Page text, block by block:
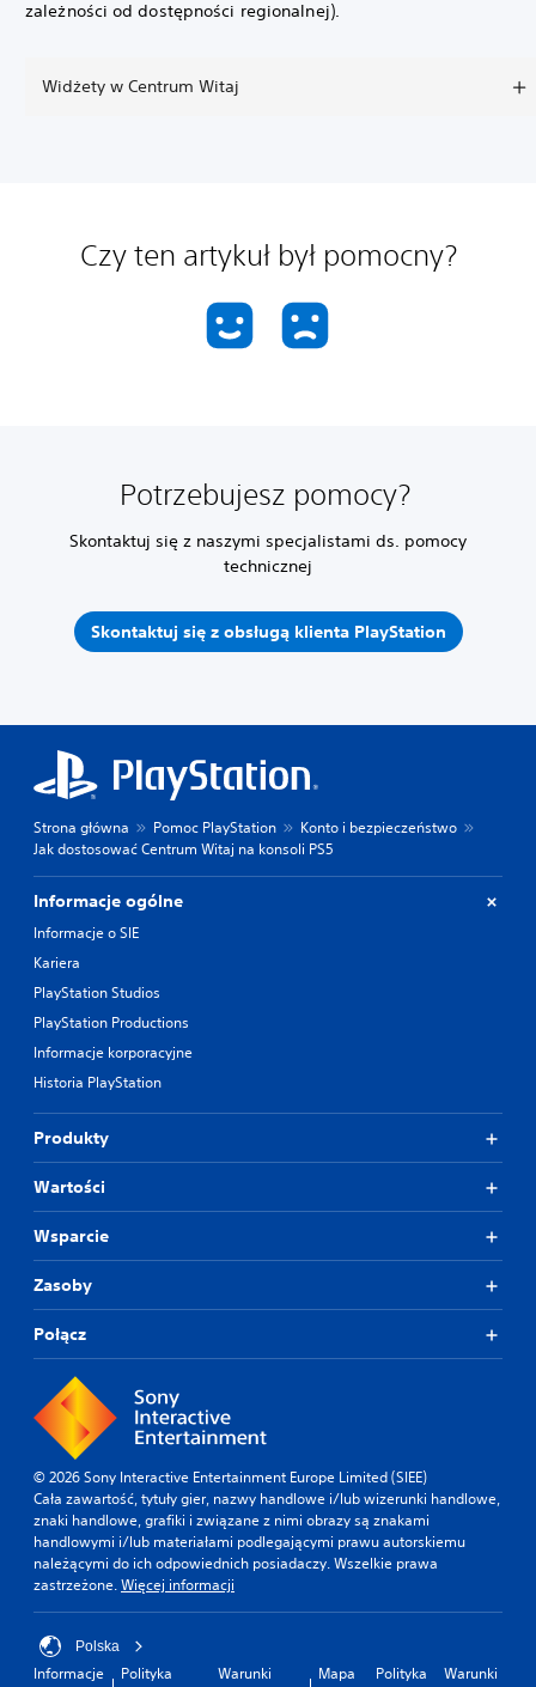
zależności od dostępności regionalnej).
Widżety w Centrum Witaj
Czy ten artykuł był pomocny?
Potrzebujesz pomocy?
Skontaktuj się z naszymi specjalistami ds. pomocy
technicznej
Skontaktuj się z obsługą klienta PlayStation
Strona główna Pomoc PlayStation
Konto i bezpieczeństwo
Jak dostosować Centrum Witaj na konsoli PS5
Informacje ogólne
Informacje o SIE
Kariera
PlayStation Studios
PlayStation Productions
Informacje korporacyjne
Historia PlayStation
Produkty
Wartości
Wsparcie
Zasoby
Połącz
© 2026 Sony Interactive Entertainment Europe Limited (SIEE)
Cała zawartość, tytuły gier, nazwy handlowe i/lub wizerunki handlowe,
znaki handlowe, grafiki i związane z nimi obrazy są znakami
handlowymi i/lub materiałami podlegającymi prawu autorskiemu
należącymi do ich odpowiednich posiadaczy. Wszelkie prawa
zastrzeżone.Więcej informacji
Polska
Informacje
Polityka
Warunki
Mapa
Polityka
Warunki